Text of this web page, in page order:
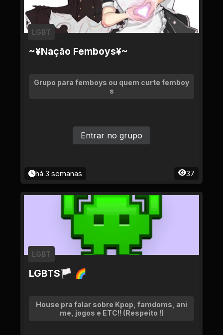
~¥Nação Femboys¥~
LGBT
Grupo para femboys ou quem curte femboy
s
há 3 semanas 37
Entrar no grupo
LGBTS🏳 🌈
LGBT
House pra falar sobre Kpop, famdoms, ani
me, jogos e ETC!! (Respeito !)